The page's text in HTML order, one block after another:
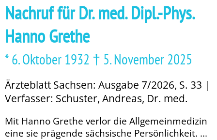
Nachruf für Dr. med. Dipl.-Phys.
Hanno Grethe
* 6. Oktober 1932 † 5. November 2025
Ärzteblatt Sachsen: Ausgabe 7/2026, S. 33 |
Verfasser: Schuster, Andreas, Dr. med.
Mit Hanno Grethe verlor die Allgemeinmedizin
eine sie prägende sächsische Persönlichkeit. ...